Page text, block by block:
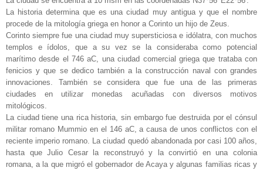
La historia determina que es una ciudad muy antigua y que el nombre
procede de la mitología griega en honor a Corinto un hijo de Zeus.
Corinto siempre fue una ciudad muy supersticiosa e idólatra, con muchos
templos e ídolos, que a su vez se la consideraba como potencial
marítimo desde el 746 aC, una ciudad comercial griega que trataba con
fenicios y que se dedico también a la construcción naval con grandes
innovaciones. También se considera que fue una de las primeras
ciudades en utilizar monedas acuñadas con diversos motivos
mitológicos.
La ciudad tiene una rica historia, sin embargo fue destruida por el cónsul
militar romano Mummio en el 146 aC, a causa de unos conflictos con el
reciente imperio romano. La ciudad quedó abandonada por casi 100 años,
hasta que Julio Cesar la reconstruyó y la convirtió en una colonia
romana, a la que migró el gobernador de Acaya y algunas familias ricas y